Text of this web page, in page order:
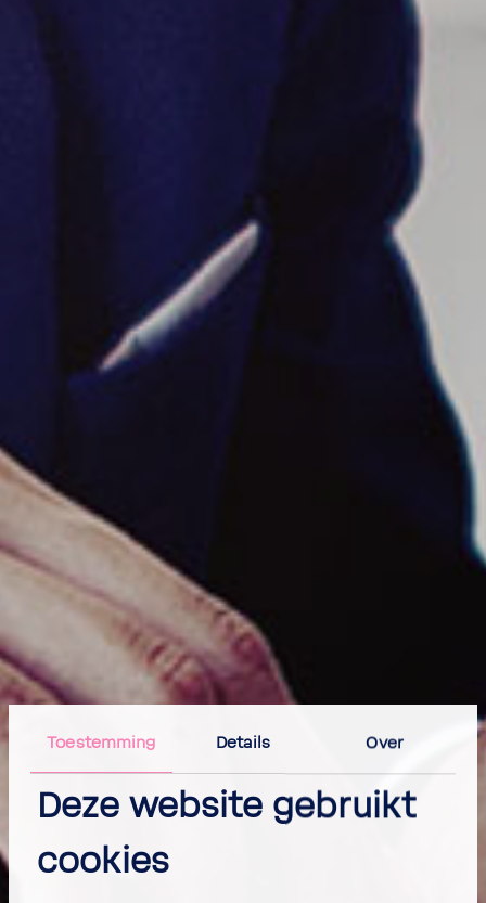
Toestemming Details Over
Deze website gebruikt
cookies